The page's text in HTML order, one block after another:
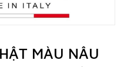
MÀU NÂU